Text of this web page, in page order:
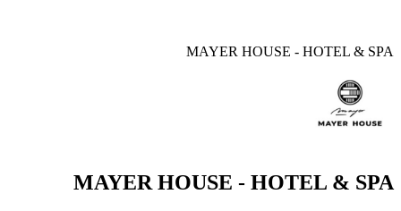
MAYER HOUSE - HOTEL & SPA
MAYER HOUSE - HOTEL & SPA